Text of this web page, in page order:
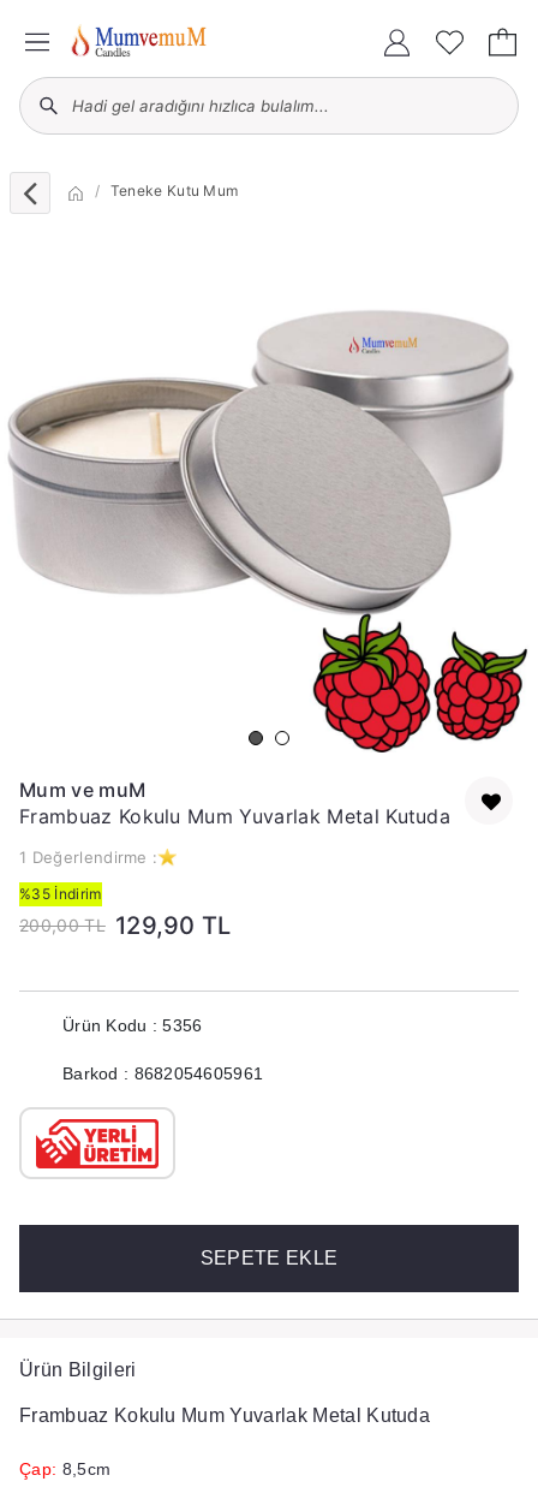
Teneke Kutu Mum
Mum ve muM
Frambuaz Kokulu Mum Yuvarlak Metal Kutuda
1 Değerlendirme :
%35 İndirim
200,00 TL 129,90 TL
Ürün Kodu : 5356
Barkod : 8682054605961
SEPETE EKLE
Ürün Bilgileri
Frambuaz Kokulu Mum Yuvarlak Metal Kutuda
Çap: 8,5cm